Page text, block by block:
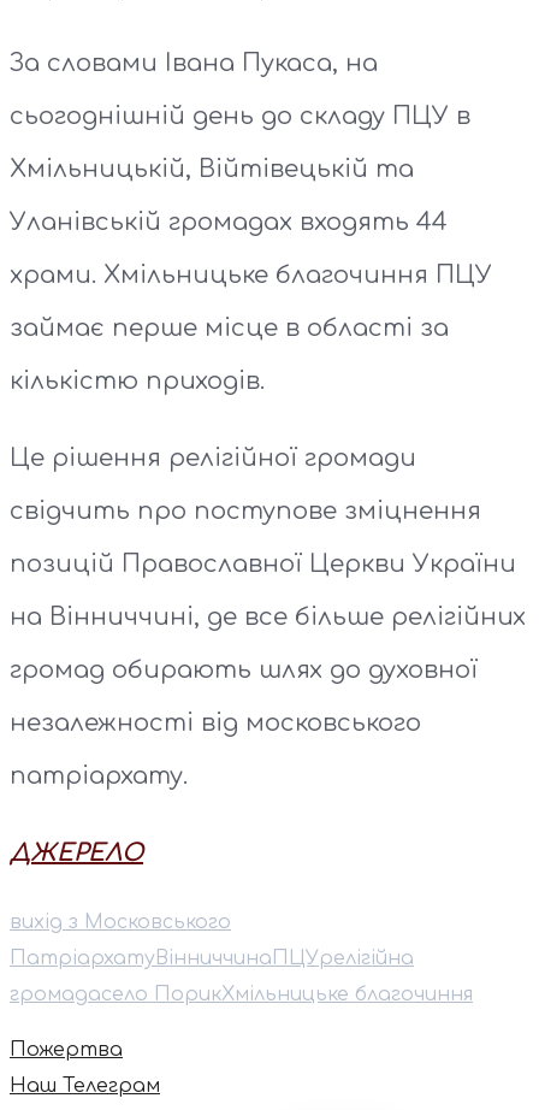
За словами Івана Пукаса, на
сьогоднішній день до складу ПЦУ в
Хмільницькій, Війтівецькій та
Уланівській громадах входять 44
храми. Хмільницьке благочиння ПЦУ
займає перше місце в області за
кількістю приходів.
Це рішення релігійної громади
свідчить про поступове зміцнення
позицій Православної Церкви України
на Вінниччині, де все більше релігійних
громад обирають шлях до духовної
незалежності від московського
патріархату.
ДЖЕРЕЛО
вихід з Московського
Патріархату Вінниччина ПЦУрелігійна
громадасело ПорикХмільницьке благочиння
Пожертва
Наш Телеграм